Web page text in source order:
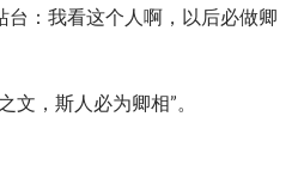
：我看这个人啊，以后必做卿
文，斯人必为卿相”。